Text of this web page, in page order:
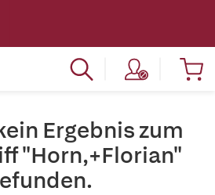
Ergebnis zum
"Horn,+Florian"